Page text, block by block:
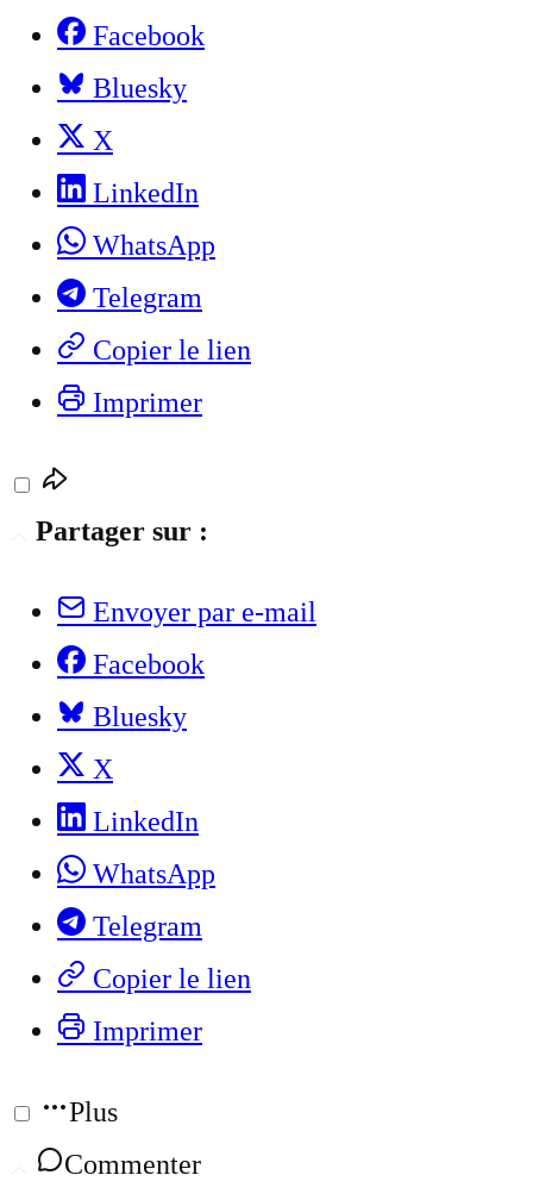
Facebook
Bluesky
X
LinkedIn
WhatsApp
Telegram
Copier le lien
Imprimer
Partager sur :
Envoyer par e-mail
Facebook
Bluesky
X
LinkedIn
WhatsApp
Telegram
Copier le lien
Imprimer
Plus
Commenter